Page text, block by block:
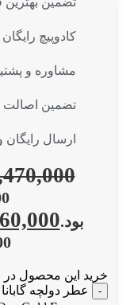
کادوپیچ رایگان
مشاوره و
تضمین اصالت
ارسال
بود.
خرید این محصول